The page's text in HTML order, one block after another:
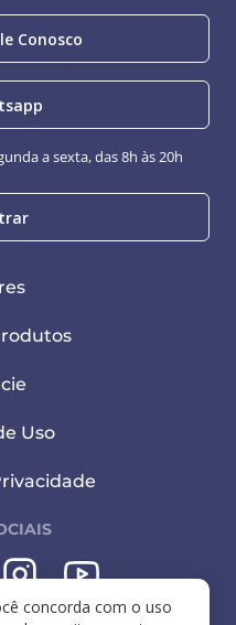
Conosco
a sexta, das 8h às 20h
Uso